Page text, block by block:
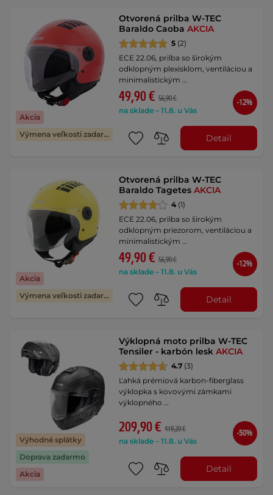
Akcia
Výmena veľkosti zadarmo
Otvorená prilba W-TEC
Baraldo CaobaAKCIA
5 (2)
ECE 22.06, prilba so širokým
odklopným plexisklom, ventiláciou a
minimalistickým …
49,90 € 56,90 €
na sklade – 11.8. u Vás
-12%
Detail
Akcia
Výmena veľkosti zadarmo
Otvorená prilba W-TEC
Baraldo TagetesAKCIA
4 (1)
ECE 22.06, prilba so širokým
odklopným priezorom, ventiláciou a
minimalistickým …
49,90 € 56,90 €
na sklade – 11.8. u Vás
-12%
Detail
Výhodné splátky
Doprava zadarmo
Akcia
Výklopná moto prilba W-TEC
Tensiler - karbón leskAKCIA
4.7 (3)
Ľahká prémiová karbon-fiberglass
výklopka s kovovými zámkami
výklopného …
209,90 € 419,20 €
na sklade – 11.8. u Vás
-50%
Detail